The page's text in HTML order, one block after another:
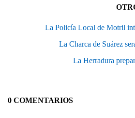
La Policía Local de Motril
La Charca de Suárez
La Herradura
0 COMENTARIOS